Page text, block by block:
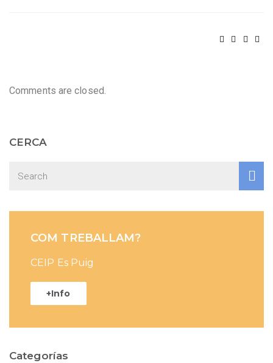
Comments are closed.
CERCA
COM TREBALLAM?
CEIP Es Puig
+Info
Categorías